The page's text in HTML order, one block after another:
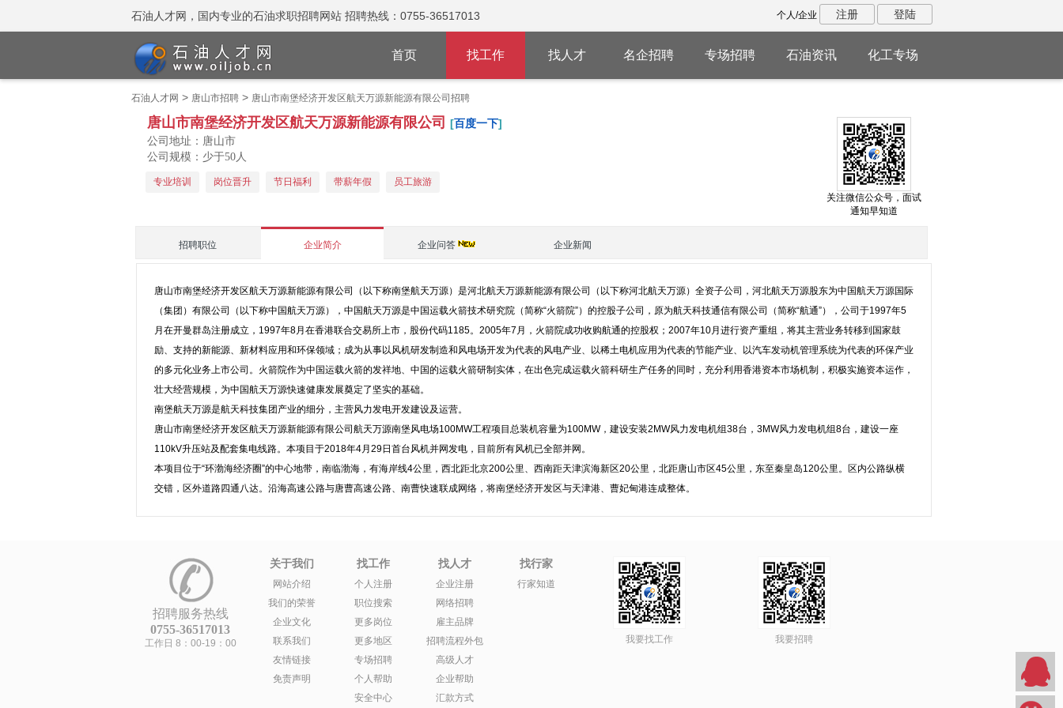
石油人才网，国内专业的石油求职招聘网站 招聘热线：0755-36517013 个人/企业 注册 登陆
首页 找工作 找人才 名企招聘 专场招聘 石油资讯 化工专场
石油人才网 > 唐山市招聘> 唐山市南堡经济开发区航天万源新能源有限公司招聘
唐山市南堡经济开发区航天万源新能源有限公司 [百度一下]
公司地址：唐山市
公司规模：少于50人
专业培训 岗位晋升 节日福利 带薪年假
员工旅游
关注微信公众号，面试
通知早知道
招聘职位 企业简介 企业问答 企业新闻
唐山市南堡经济开发区航天万源新能源有限公司（以下称南堡航天万源）是河北航天万源新能源有限公司（以下称河北航天万源）全资子公司，河北航天万源股东为中国航天万源国际
（集团）有限公司（以下称中国航天万源），中国航天万源是中国运载火箭技术研究院（简称“火箭院”）的控股子公司，原为航天科技通信有限公司（简称“航通”），公司于1997年5
月在开曼群岛注册成立，1997年8月在香港联合交易所上市，股份代码1185。2005年7月，火箭院成功收购航通的控股权；2007年10月进行资产重组，将其主营业务转移到国家鼓
励、支持的新能源、新材料应用和环保领域；成为从事以风机研发制造和风电场开发为代表的风电产业、以稀土电机应用为代表的节能产业、以汽车发动机管理系统为代表的环保产业
的多元化业务上市公司。火箭院作为中国运载火箭的发祥地、中国的运载火箭研制实体，在出色完成运载火箭科研生产任务的同时，充分利用香港资本市场机制，积极实施资本运作，
壮大经营规模，为中国航天万源快速健康发展奠定了坚实的基础。
南堡航天万源是航天科技集团产业的细分，主营风力发电开发建设及运营。
唐山市南堡经济开发区航天万源新能源有限公司航天万源南堡风电场100MW工程项目总装机容量为100MW，建设安装2MW风力发电机组38台，3MW风力发电机组8台，建设一座
110kV升压站及配套集电线路。本项目于2018年4月29日首台风机并网发电，目前所有风机已全部并网。
本项目位于“环渤海经济圈”的中心地带，南临渤海，有海岸线4公里，西北距北京200公里、西南距天津滨海新区20公里，北距唐山市区45公里，东至秦皇岛120公里。区内公路纵横
交错，区外道路四通八达。沿海高速公路与唐曹高速公路、南曹快速联成网络，将南堡经济开发区与天津港、曹妃甸港连成整体。
招聘服务热线
0755-36517013
工作日 8：00-19：00
关于我们
网站介绍
我们的荣誉
企业文化
联系我们
友情链接
免责声明
找工作
个人注册
职位搜索
更多岗位
更多地区
专场招聘
个人帮助
安全中心
找人才
企业注册
网络招聘
雇主品牌
招聘流程外包
高级人才
企业帮助
汇款方式
找行家
行家知道
我要找工作 我要招聘